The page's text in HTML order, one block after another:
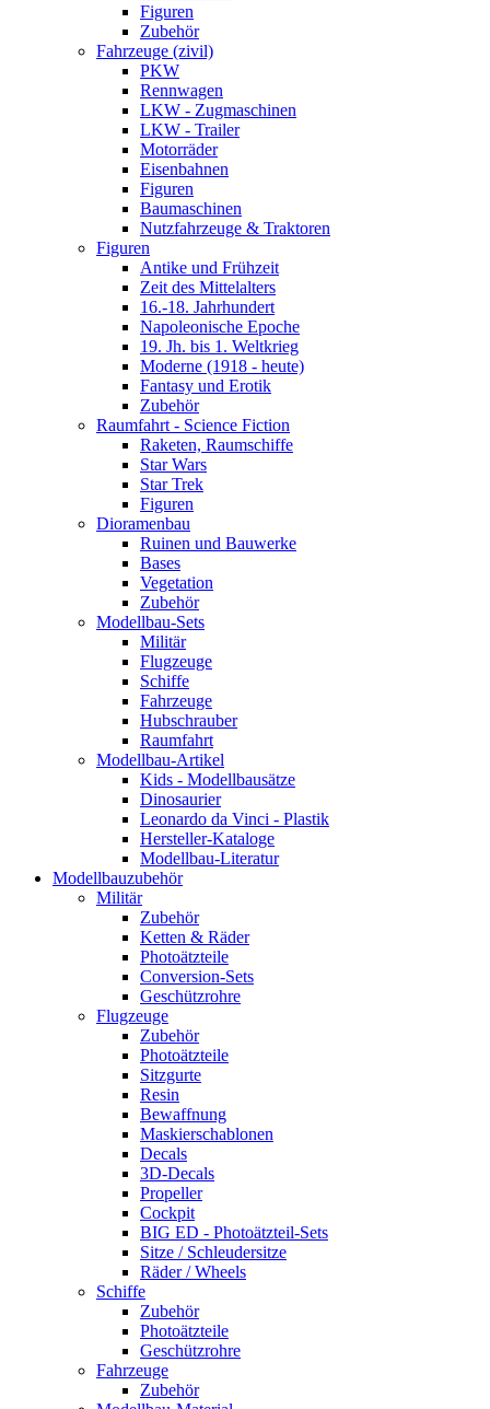
Figuren
Zubehör
Fahrzeuge (zivil)
PKW
Rennwagen
LKW - Zugmaschinen
LKW - Trailer
Motorräder
Eisenbahnen
Figuren
Baumaschinen
Nutzfahrzeuge & Traktoren
Figuren
Antike und Frühzeit
Zeit des Mittelalters
16.-18. Jahrhundert
Napoleonische Epoche
19. Jh. bis 1. Weltkrieg
Moderne (1918 - heute)
Fantasy und Erotik
Zubehör
Raumfahrt - Science Fiction
Raketen, Raumschiffe
Star Wars
Star Trek
Figuren
Dioramenbau
Ruinen und Bauwerke
Bases
Vegetation
Zubehör
Modellbau-Sets
Militär
Flugzeuge
Schiffe
Fahrzeuge
Hubschrauber
Raumfahrt
Modellbau-Artikel
Kids - Modellbausätze
Dinosaurier
Leonardo da Vinci - Plastik
Hersteller-Kataloge
Modellbau-Literatur
Modellbauzubehör
Militär
Zubehör
Ketten & Räder
Photoätzteile
Conversion-Sets
Geschützrohre
Flugzeuge
Zubehör
Photoätzteile
Sitzgurte
Resin
Bewaffnung
Maskierschablonen
Decals
3D-Decals
Propeller
Cockpit
BIG ED - Photoätzteil-Sets
Sitze / Schleudersitze
Räder / Wheels
Schiffe
Zubehör
Photoätzteile
Geschützrohre
Fahrzeuge
Zubehör